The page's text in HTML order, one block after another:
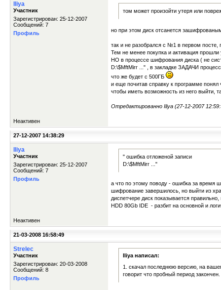
Iliya
Участник
Зарегистрирован: 25-12-2007
Сообщений: 7
Профиль
том может произойти утеря или
но при этом диск отсанется
так и не разобрался с №1 в первом посте,
Тем не менее покупка и активация прошли
НО в процессе шифрования диска ( не
D:\$MftMirr ..." , в закладке ЗАДАЧИ
что же будет с 500ГБ
и еще почитав справку к программе
чтобы иметь возможность из него выйти,
Отредактированно Iliya (27-12-2007
Неактивен
27-12-2007 14:38:29
Iliya
Участник
Зарегистрирован: 25-12-2007
Сообщений: 7
Профиль
" ошибка отложеной записи
D:\$MftMirr ..."
а что по этому поводу - ошибка за время
шифрование завершилось, но выйти из
диспетчере диск показывается
HDD 80Gb IDE - разбит на основной и
Неактивен
21-03-2008 16:58:49
Strelec
Участник
Зарегистрирован: 20-03-2008
Сообщений: 8
Профиль
Iliya написал:
1. скачал последнюю версию, на
говорит что пробный период